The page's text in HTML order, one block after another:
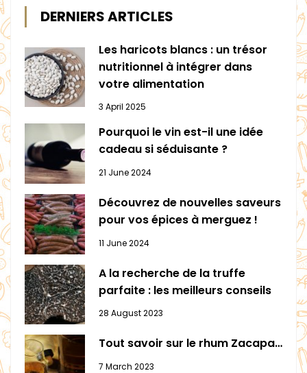
DERNIERS ARTICLES
Les haricots blancs : un trésor
nutritionnel à intégrer dans
votre alimentation
3 April 2025
Pourquoi le vin est-il une idée
cadeau si séduisante ?
21 June 2024
Découvrez de nouvelles saveurs
pour vos épices à merguez !
11 June 2024
A la recherche de la truffe
parfaite : les meilleurs conseils
28 August 2023
Tout savoir sur le rhum Zacapa…
7 March 2023